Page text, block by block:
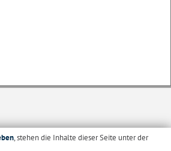
, stehen die Inhalte dieser Seite unter der